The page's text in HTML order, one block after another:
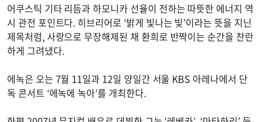
어쿠스틱 기타 리듬과 하모니카 선율이 전하는 따뜻한 에너지 역
시 관전 포인트다. 히브리어로 ‘밝게 빛나는 빛’이라는 뜻을 지닌
제목처럼, 사랑으로 무장해제된 채 환희로 반짝이는 순간을 찬란
하게 그려냈다.
에녹은 오는 7월 11일과 12일 양일간 서울 KBS 아레나에서 단
독 콘서트 ‘에녹에 녹아’를 개최한다.